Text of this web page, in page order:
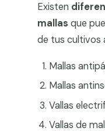
Existen
mallas que
de tus cultivos
Mallas
Mallas
Vallas
Vallas de